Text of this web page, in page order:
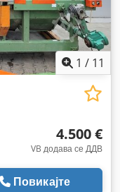
1 / 11
4.500 €
VB додава се ДДВ
Повикајте